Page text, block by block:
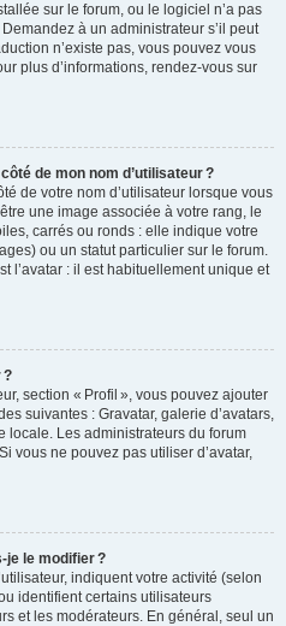
sur le forum, ou le logiciel n’a pas
à un administrateur s’il peut
n’existe pas, vous pouvez vous
plus d’informations, rendez-vous sur
de mon nom d’utilisateur ?
de votre nom d’utilisateur lorsque vous
une image associée à votre rang, le
carrés ou ronds : elle indique votre
ou un statut particulier sur le forum.
l’avatar : il est habituellement unique et
?
section « Profil », vous pouvez ajouter
suivantes : Gravatar, galerie d’avatars,
locale. Les administrateurs du forum
vous ne pouvez pas utiliser d’avatar,
je le modifier ?
indiquent votre activité (selon
identifient certains utilisateurs
et les modérateurs. En général, seul un